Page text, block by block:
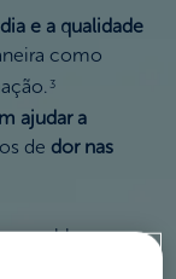
e a qualidade
como
3
ajudar a
de dor nas
problema e